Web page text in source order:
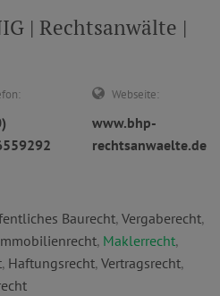
| Rechtsanwälte |
Webseite:
www.bhp-
rechtsanwaelte.de
Baurecht, Vergaberecht,
, Maklerrecht,
, Haftungsrecht, Vertragsrecht,